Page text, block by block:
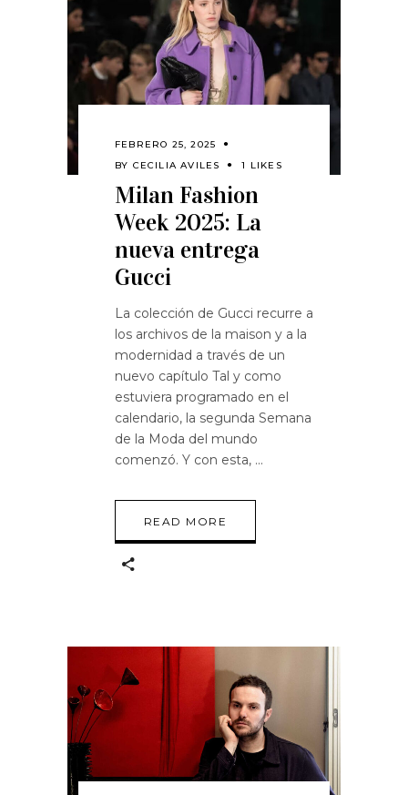
FEBRERO 25, 2025
BY CECILIA AVILES 1 LIKES
Milan Fashion
Week 2025: La
nueva entrega
Gucci
La colección de Gucci recurre a
los archivos de la maison y a la
modernidad a través de un
nuevo capítulo Tal y como
estuviera programado en el
calendario, la segunda Semana
de la Moda del mundo
comenzó. Y con esta,
READ MORE